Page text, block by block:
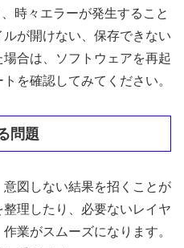
時々エラーが発生すること
が開けない、保存できない
合は、ソフトウェアを再起
を確認してみてください。
問題
図しない結果を招くことが
理したり、必要ないレイヤ
業がスムーズになります。